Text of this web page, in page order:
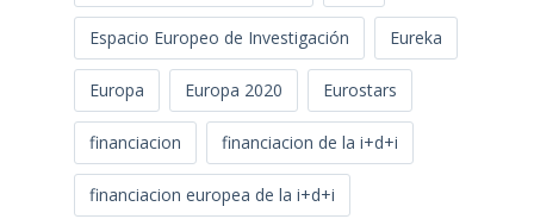
Espacio Europeo de Investigación Eureka
Europa Europa 2020 Eurostars
financiacion financiacion de la i+d+i
financiacion europea de la i+d+i